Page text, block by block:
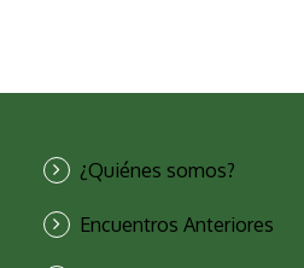
¿Quiénes somos?
Encuentros Anteriores